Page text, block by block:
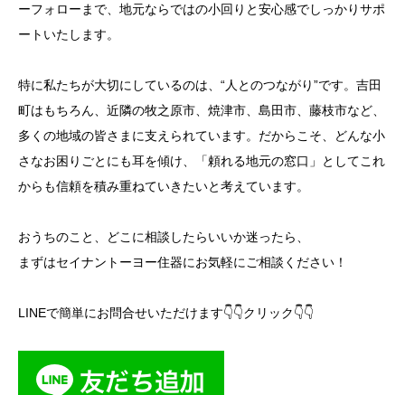
ーフォローまで、地元ならではの小回りと安心感でしっかりサポ
ートいたします。
特に私たちが大切にしているのは、“人とのつながり”です。吉田
町はもちろん、近隣の牧之原市、焼津市、島田市、藤枝市など、
多くの地域の皆さまに支えられています。だからこそ、どんな小
さなお困りごとにも耳を傾け、「頼れる地元の窓口」としてこれ
からも信頼を積み重ねていきたいと考えています。
おうちのこと、どこに相談したらいいか迷ったら、
まずはセイナントーヨー住器にお気軽にご相談ください！
LINEで簡単にお問合せいただけます👇👇クリック👇👇